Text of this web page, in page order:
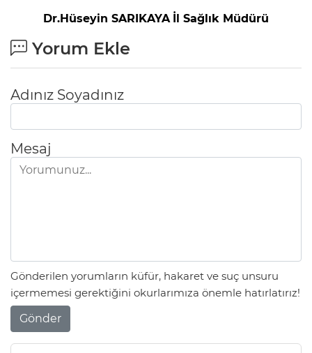
Dr.Hüseyin SARIKAYA İl Sağlık Müdürü
Yorum Ekle
Adınız Soyadınız
Mesaj
Gönderilen yorumların küfür, hakaret ve suç unsuru
içermemesi gerektiğini okurlarımıza önemle hatırlatırız!
Gönder